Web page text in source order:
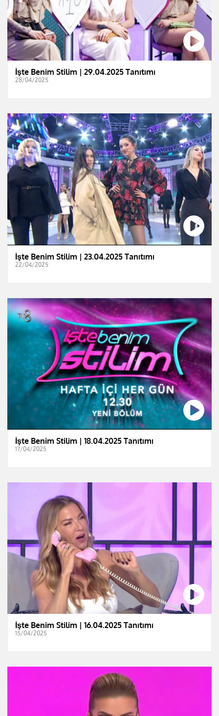
İşte Benim Stilim | 29.04.2025 Tanıtımı
28/04/2025
İşte Benim Stilim | 23.04.2025 Tanıtımı
22/04/2025
İşte Benim Stilim | 18.04.2025 Tanıtımı
17/04/2025
İşte Benim Stilim | 16.04.2025 Tanıtımı
15/04/2025